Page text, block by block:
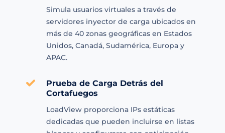
Simula usuarios virtuales a través de
servidores inyector de carga ubicados en
más de 40 zonas geográficas en Estados
Unidos, Canadá, Sudamérica, Europa y
APAC.
Prueba de Carga Detrás del
Cortafuegos
LoadView proporciona IPs estáticas
dedicadas que pueden incluirse en listas